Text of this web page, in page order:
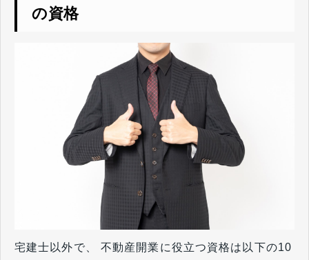
の資格
宅建士以外で、 不動産開業に役立つ資格は以下の10